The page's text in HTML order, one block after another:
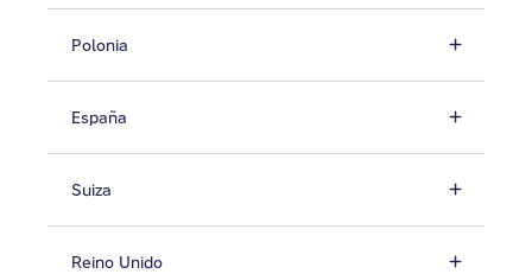
Polonia
España
Suiza
Reino Unido